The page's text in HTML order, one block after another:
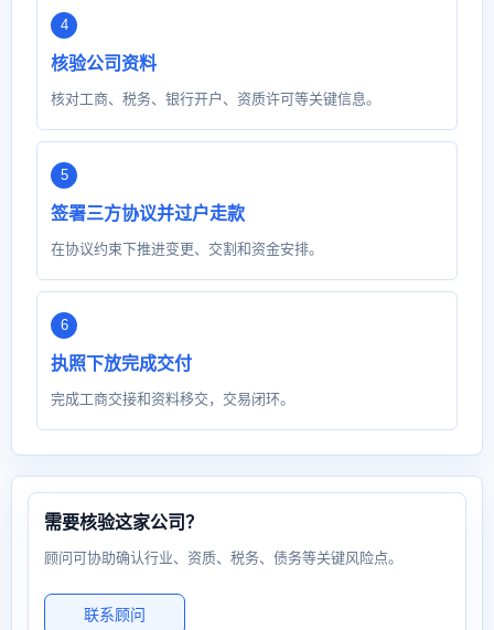
核验公司资料
核对工商、税务、银行开户、资质许可等关键信息。
签署三方协议并过户走款
在协议约束下推进变更、交割和资金安排。
执照下放完成交付
完成工商交接和资料移交，交易闭环。
需要核验这家公司？
顾问可协助确认行业、资质、税务、债务等关键风险点。
联系顾问